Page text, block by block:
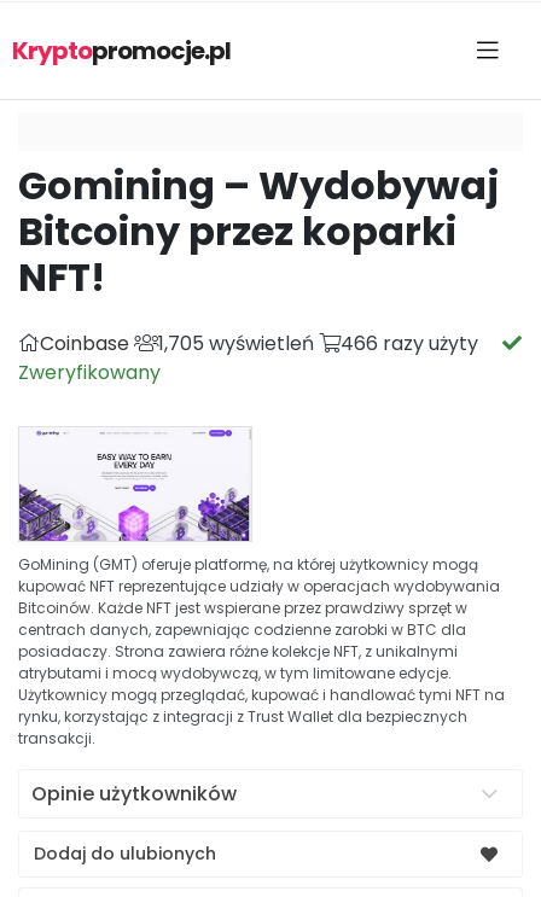
Kryptopromocje.pl
Gomining – Wydobywaj
Bitcoiny przez koparki
NFT!
Coinbase 1,705 wyświetleń
466 razy użyty
Zweryfikowany
GoMining (GMT) oferuje platformę, na której użytkownicy mogą
kupować NFT reprezentujące udziały w operacjach wydobywania
Bitcoinów. Każde NFT jest wspierane przez prawdziwy sprzęt w
centrach danych, zapewniając codzienne zarobki w BTC dla
posiadaczy. Strona zawiera różne kolekcje NFT, z unikalnymi
atrybutami i mocą wydobywczą, w tym limitowane edycje.
Użytkownicy mogą przeglądać, kupować i handlować tymi NFT na
rynku, korzystając z integracji z Trust Wallet dla bezpiecznych
transakcji.
Opinie użytkowników
Dodaj do ulubionych